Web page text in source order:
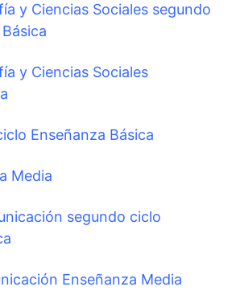
y Ciencias Sociales segundo
y Ciencias Sociales
Enseñanza Básica
Media
segundo ciclo
Enseñanza Media